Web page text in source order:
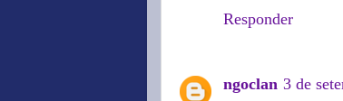
Responder
ngoclan 3 de